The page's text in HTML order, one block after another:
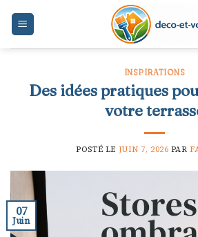
INSPIRATIONS
Des idées pratiques
votre
POSTÉ LE JUIN 7, 2026 PAR
07
Juin